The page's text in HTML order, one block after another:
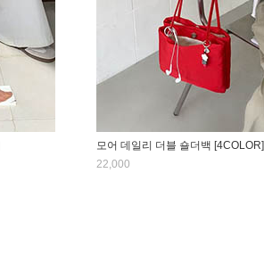
모어 데일리 더블 숄더백 [4COLOR]
22,000